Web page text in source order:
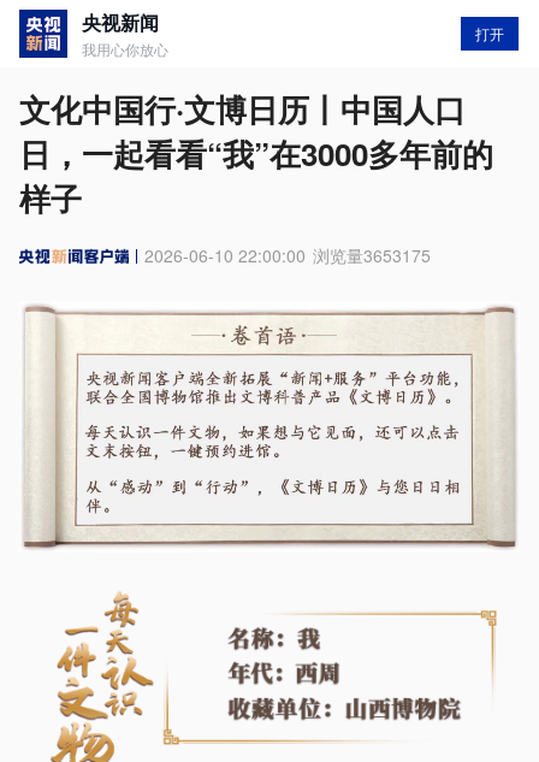
央视新闻
我用心你放心
打开
文化中国行·文博日历丨中国人口
日，一起看看“我”在3000多年前的
样子
2026-06-10 22:00:00 浏览量3653175